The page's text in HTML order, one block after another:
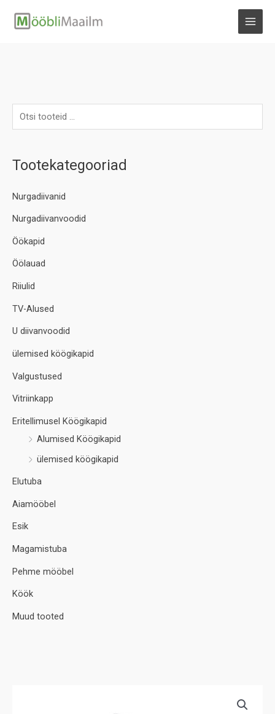
Tootekategooriad
Nurgadiivanid
Nurgadiivanvoodid
Öökapid
Öölauad
Riiulid
TV-Alused
U diivanvoodid
ülemised köögikapid
Valgustused
Vitriinkapp
Eritellimusel Köögikapid
Alumised Köögikapid
ülemised köögikapid
Elutuba
Aiamööbel
Esik
Magamistuba
Pehme mööbel
Köök
Muud tooted